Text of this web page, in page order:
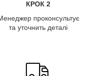
КРОК 2
проконсультує
та уточнить деталі